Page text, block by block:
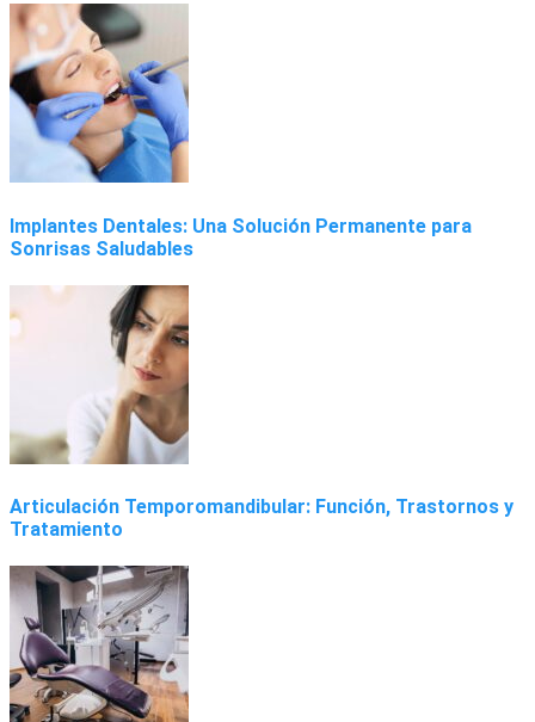
Implantes Dentales: Una Solución Permanente para
Sonrisas Saludables
Articulación Temporomandibular: Función, Trastornos y
Tratamiento